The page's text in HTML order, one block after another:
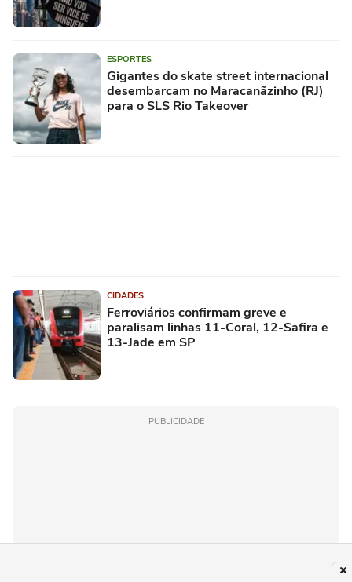
ESPORTES
Gigantes do skate street internacional
desembarcam no Maracanãzinho (RJ)
para o SLS Rio Takeover
CIDADES
Ferroviários confirmam greve e
paralisam linhas 11-Coral, 12-Safira e
13-Jade em SP
PUBLICIDADE